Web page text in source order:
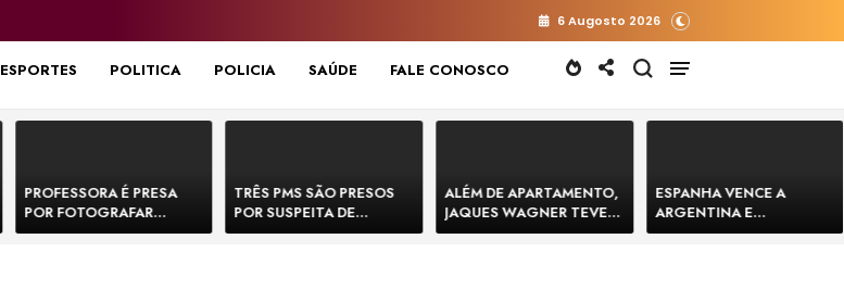
6 Augosto 2026
ESPORTES POLITICA POLICIA SAÚDE FALE CONOSCO
PROFESSORA É PRESA
POR FOTOGRAFAR
PARTES ÍNTIMAS DE
TRÊS PMS SÃO PRESOS
POR SUSPEITA DE
EXECUTAR DOIS HOMENS
ALÉM DE APARTAMENTO,
JAQUES WAGNER TEVE
VENDA DE TERRENO PARA
ESPANHA VENCE A
ARGENTINA E
CONQUISTA A COPA DO